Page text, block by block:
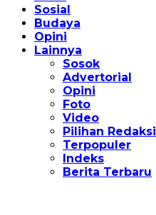
Sosial
Budaya
Opini
Lainnya
Sosok
Advertorial
Opini
Foto
Video
Pilihan Redaksi
Terpopuler
Indeks
Berita Terbaru